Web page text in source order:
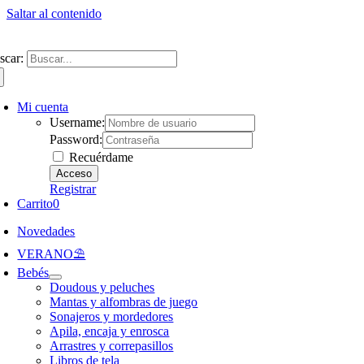
Saltar al contenido
Mi cuenta
Username:
Password:
Recuérdame
Registrar
Carrito0
Novedades
VERANO⛱️​
Bebés
Doudous y peluches
Mantas y alfombras de juego
Sonajeros y mordedores
Apila, encaja y enrosca
Arrastres y correpasillos
Libros de tela